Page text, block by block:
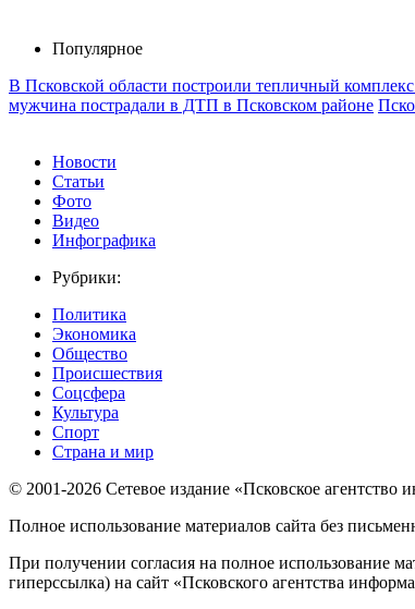
Популярное
В Псковской области построили тепличный
мужчина пострадали в ДТП в Псковском районе
Новости
Статьи
Фото
Видео
Инфографика
Рубрики:
Политика
Экономика
Общество
Происшествия
Соцсфера
Культура
Спорт
Страна и мир
© 2001-2026 Сетевое издание «Псковское агентство
Полное использование материалов сайта без
При получении согласия на полное использование
гиперссылка) на сайт «Псковского агентства